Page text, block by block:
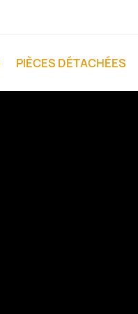
PIÈCES DÉTACHÉES